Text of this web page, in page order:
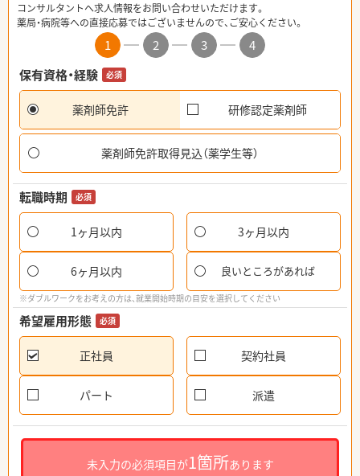
コンサルタントへ求人情報をお問い合わせいただけます。
薬局・病院等への直接応募ではございませんので、ご安心ください。
1 2 3
4
保有資格・経験
必須
薬剤師免許 研修認定薬剤師
薬剤師免許取得見込（薬学生等）
転職時期 必須
1ヶ月以内 3ヶ月以内
6ヶ月以内 良いところがあれば
※ダブルワークをお考えの方は、就業開始時期の目安を選択してください
希望雇用形態 必須
正社員 契約社員
パート 派遣
未入力の必須項目が1箇所あります